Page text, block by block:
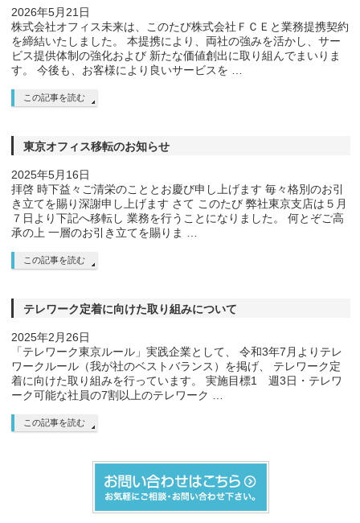
2026年5月21日
株式会社オフィス未来は、このたび株式会社ＦＣＥと業務提携契約
を締結いたしました。 本提携により、両社の強みを活かし、サー
ビス提供体制の強化および 新たな価値創出に取り組んでまいりま
す。 今後も、お客様により良いサービスを …
この記事を読む
東京オフィス移転のお知らせ
2025年5月16日
拝啓 時下益々ご清栄のこととお慶び申し上げます 毎々格別のお引
き立てを賜り深謝申し上げます さて このたび 弊社東京支店は５月
７日より下記へ移転し 業務を行うことになりました。 何とぞご高
承の上 一層のお引き立てを賜りま …
この記事を読む
テレワーク定着に向けた取り組みについて
2025年2月26日
「テレワーク東京ルール」実践企業として、 令和3年7月よりテレ
ワークルール（我が社のベストバランス）を掲げ、 テレワーク定
着に向けた取り組みを行っています。 実施目標1 週3日・テレワ
ーク可能な社員の7割以上のテレワーク …
この記事を読む